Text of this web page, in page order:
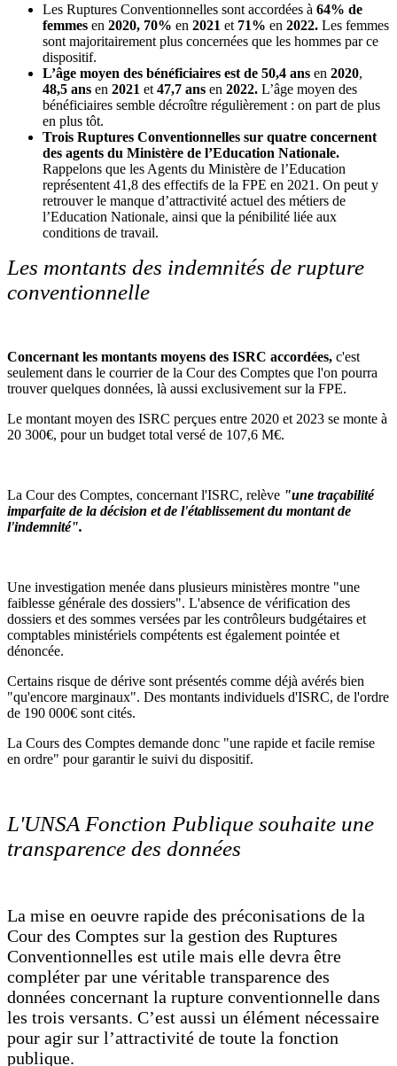
Les Ruptures Conventionnelles sont accordées à 64% de
femmes en 2020, 70% en 2021 et 71% en 2022. Les femmes
sont majoritairement plus concernées que les hommes par ce
dispositif.
L’âge moyen des bénéficiaires est de 50,4 ans en 2020,
48,5 ans en 2021 et 47,7 ans en 2022. L’âge moyen des
bénéficiaires semble décroître régulièrement : on part de plus
en plus tôt.
Trois Ruptures Conventionnelles sur quatre concernent
des agents du Ministère de l’Education Nationale.
Rappelons que les Agents du Ministère de l’Education
représentent 41,8 des effectifs de la FPE en 2021. On peut y
retrouver le manque d’attractivité actuel des métiers de
l’Education Nationale, ainsi que la pénibilité liée aux
conditions de travail.
Les montants des indemnités de rupture
conventionnelle
Concernant les montants moyens des ISRC accordées, c'est
seulement dans le courrier de la Cour des Comptes que l'on pourra
trouver quelques données, là aussi exclusivement sur la FPE.
Le montant moyen des ISRC perçues entre 2020 et 2023 se monte à
20 300€, pour un budget total versé de 107,6 M€.
La Cour des Comptes, concernant l'ISRC, relève "une traçabilité
imparfaite de la décision et de l'établissement du montant de
l'indemnité".
Une investigation menée dans plusieurs ministères montre "une
faiblesse générale des dossiers". L'absence de vérification des
dossiers et des sommes versées par les contrôleurs budgétaires et
comptables ministériels compétents est également pointée et
dénoncée.
Certains risque de dérive sont présentés comme déjà avérés bien
"qu'encore marginaux". Des montants individuels d'ISRC, de l'ordre
de 190 000€ sont cités.
La Cours des Comptes demande donc "une rapide et facile remise
en ordre" pour garantir le suivi du dispositif.
L'UNSA Fonction Publique souhaite une
transparence des données
La mise en oeuvre rapide des préconisations de la
Cour des Comptes sur la gestion des Ruptures
Conventionnelles est utile mais elle devra être
compléter par une véritable transparence des
données concernant la rupture conventionnelle dans
les trois versants. C’est aussi un élément nécessaire
pour agir sur l’attractivité de toute la fonction
publique.